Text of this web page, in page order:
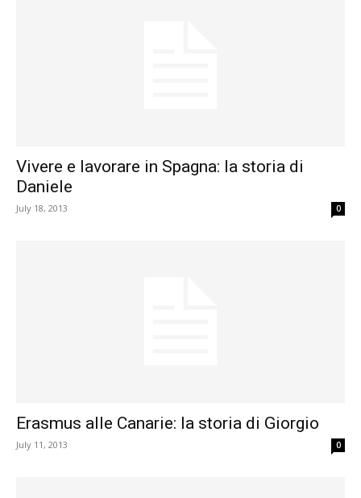
Vivere e lavorare in Spagna: la storia di
Daniele
July 18, 2013 0
Erasmus alle Canarie: la storia di Giorgio
July 11, 2013 0